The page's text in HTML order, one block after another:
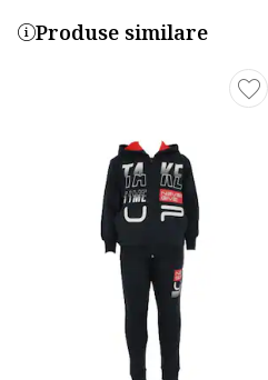
Produse similare